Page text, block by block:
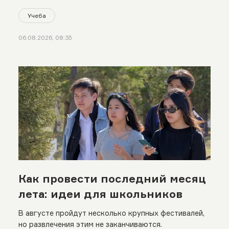
Учеба
06.08.2026, 08:35
Как провести последний месяц
лета: идеи для школьников
В августе пройдут несколько крупных фестивалей,
но развлечения этим не заканчиваются.